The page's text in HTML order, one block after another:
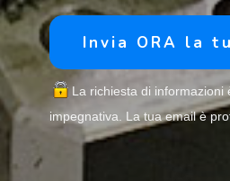
La richiesta di informazioni
impegnativa. La tua email è